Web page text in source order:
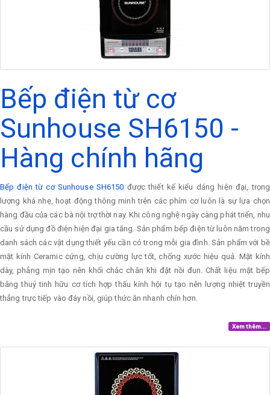
Bếp điện từ cơ
Sunhouse SH6150 -
Hàng chính hãng
Bếp điện từ cơ Sunhouse SH6150 được thiết kế kiểu dáng hiện đại, trọng
lượng khá nhẹ, hoạt động thông minh trên các phím cơ luôn là sự lựa chọn
hàng đầu của các bà nội trợ thời nay. Khi công nghệ ngày càng phát triển, nhu
cầu sử dụng đồ điện hiện đại gia tăng. Sản phẩm bếp điện từ luôn năm trong
danh sách các vật dụng thiết yếu cần có trong mỗi gia đình. Sản phẩm với bề
mặt kính Ceramic cứng, chịu cường lực tốt, chống xước hiệu quả. Mặt kính
dày, phẳng mịn tạo nên khối chắc chắn khi đặt nồi đun. Chất liệu mặt bếp
bằng thuỷ tinh hữu cơ tích hợp thấu kính hội tụ tạo nên lượng nhiệt truyền
thẳng trực tiếp vào đáy nồi, giúp thức ăn nhanh chín hơn.
Xem thêm...